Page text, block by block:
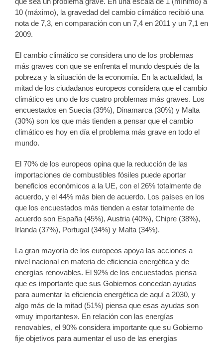
10 (máximo), la gravedad del cambio climático recibió una
nota de 7,3, en comparación con un 7,4 en 2011 y un 7,1 en
2009.
El cambio climático se considera uno de los problemas
más graves con que se enfrenta el mundo después de la
pobreza y la situación de la economía. En la actualidad, la
mitad de los ciudadanos europeos considera que el cambio
climático es uno de los cuatro problemas más graves. Los
encuestados en Suecia (39%), Dinamarca (30%) y Malta
(30%) son los que más tienden a pensar que el cambio
climático es hoy en día el problema más grave en todo el
mundo.
El 70% de los europeos opina que la reducción de las
importaciones de combustibles fósiles puede aportar
beneficios económicos a la UE, con el 26% totalmente de
acuerdo, y el 44% más bien de acuerdo. Los países en los
que los encuestados más tienden a estar totalmente de
acuerdo son España (45%), Austria (40%), Chipre (38%),
Irlanda (37%), Portugal (34%) y Malta (34%).
La gran mayoría de los europeos apoya las acciones a
nivel nacional en materia de eficiencia energética y de
energías renovables. El 92% de los encuestados piensa
que es importante que sus Gobiernos concedan ayudas
para aumentar la eficiencia energética de aquí a 2030, y
algo más de la mitad (51%) piensa que esas ayudas son
«muy importantes». En relación con las energías
renovables, el 90% considera importante que su Gobierno
fije objetivos para aumentar el uso de las energías